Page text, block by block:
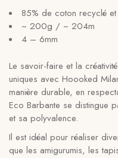
85% de coton recyclé
~ 200g / ~ 204m
4 – 6mm
Le savoir-faire et la
uniques avec Hoooked
manière durable, en
Eco Barbante se distingue
et sa polyvalence.
Il est idéal pour réaliser
que les amigurumis, les